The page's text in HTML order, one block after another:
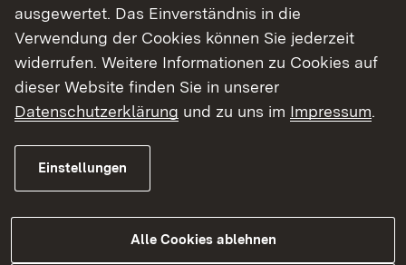
Öffentliche und vernetzte Mobilität
Konzepte zur Einführung von Diensten des
vernetzten Fahrens (C-ITS) insbesondere zur
Busbeschleunigung
Konzepte zum autonomen Fahren im
Öffentlichen Verkehr
Mobilitätspass
ausgewertet. Das Einverständnis in die
Verwendung der Cookies können Sie jederzeit
widerrufen. Weitere Informationen zu Cookies auf
dieser Website finden Sie in unserer
Datenschutzerklärung und zu uns im Impressum.
Einstellungen
Alle Cookies ablehnen